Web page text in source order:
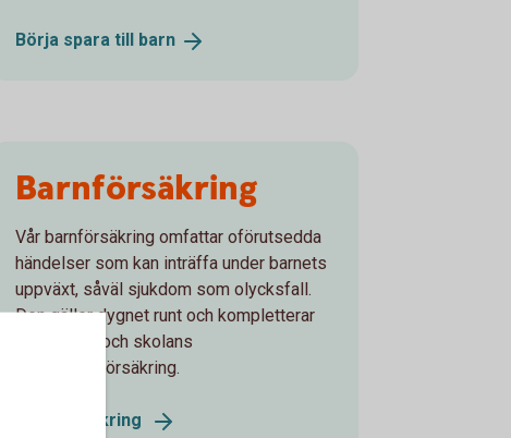
Börja spara till barn
Barnförsäkring
Vår barnförsäkring omfattar oförutsedda
händelser som kan inträffa under barnets
uppväxt, såväl sjukdom som olycksfall.
Den gäller dygnet runt och kompletterar
förskolans och skolans
olycksfallsförsäkring.
Barnförsäkring